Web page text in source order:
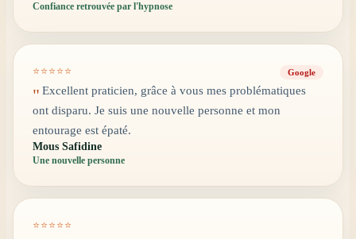
Confiance retrouvée par l'hypnose
⭐⭐⭐⭐⭐ Google
" Excellent praticien, grâce à vous mes problématiques
ont disparu. Je suis une nouvelle personne et mon
entourage est épaté.
Mous Safidine
Une nouvelle personne
⭐⭐⭐⭐⭐